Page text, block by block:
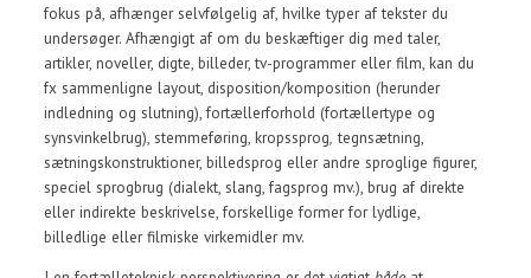
fokus på, afhænger selvfølgelig af, hvilke typer af tekster du
undersøger. Afhængigt af om du beskæftiger dig med taler,
artikler, noveller, digte, billeder, tv-programmer eller film, kan du
fx sammenligne layout, disposition/komposition (herunder
indledning og slutning), fortællerforhold (fortællertype og
synsvinkelbrug), stemmeføring, kropssprog tegnsætning,
sætningskonstruktioner, billedsprog eller andre sproglige figurer,
speciel sprogbrug (dialekt, slang, fagsprog mv.), brug af direkte
eller indirekte beskrivelse, forskellige former for lydlige,
billedlige eller filmiske virkemidler mv.